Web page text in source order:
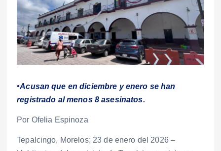
•Acusan que en diciembre y enero se han
registrado al menos 8 asesinatos.
Por Ofelia Espinoza
Tepalcingo, Morelos; 23 de enero del 2026 –